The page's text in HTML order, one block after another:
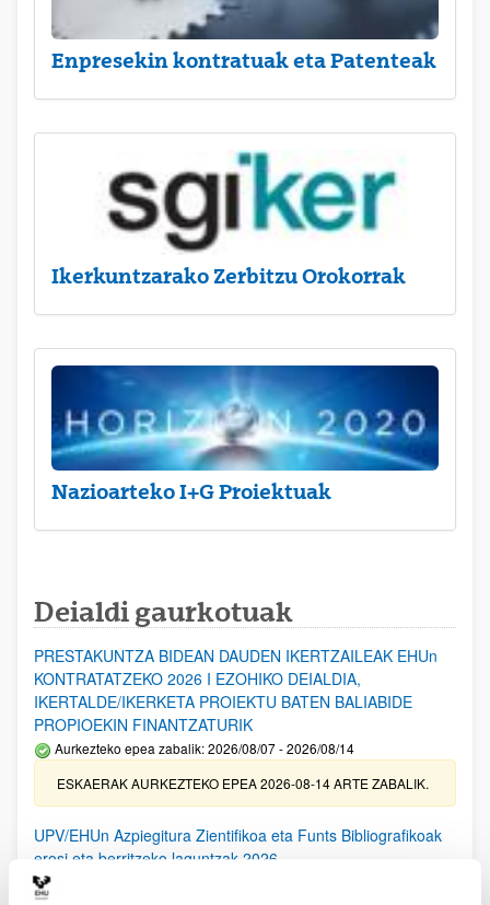
Enpresekin kontratuak eta Patenteak
Ikerkuntzarako Zerbitzu Orokorrak
Nazioarteko I+G Proiektuak
Deialdi gaurkotuak
PRESTAKUNTZA BIDEAN DAUDEN IKERTZAILEAK EHUn
KONTRATATZEKO 2026 I EZOHIKO DEIALDIA,
IKERTALDE/IKERKETA PROIEKTU BATEN BALIABIDE
PROPIOEKIN FINANTZATURIK
Aurkezteko epea zabalik: 2026/08/07 - 2026/08/14
ESKAERAK AURKEZTEKO EPEA 2026-08-14 ARTE ZABALIK.
UPV/EHUn Azpiegitura Zientifikoa eta Funts Bibliografikoak
erosi eta berritzeko laguntzak 2026